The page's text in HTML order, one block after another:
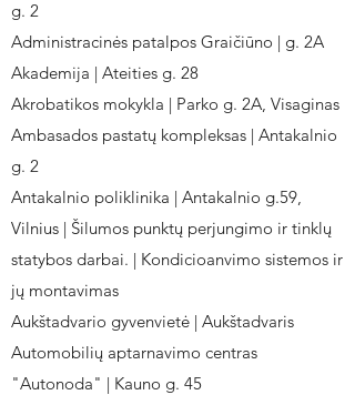
g. 2
Administracinės patalpos Graičiūno | g. 2A
Akademija | Ateities g. 28
Akrobatikos mokykla | Parko g. 2A, Visaginas
Ambasados pastatų kompleksas | Antakalnio
g. 2
Antakalnio poliklinika | Antakalnio g.59,
Vilnius | Šilumos punktų perjungimo ir tinklų
statybos darbai. | Kondicioanvimo sistemos ir
jų montavimas
Aukštadvario gyvenvietė | Aukštadvaris
Automobilių aptarnavimo centras
"Autonoda" | Kauno g. 45